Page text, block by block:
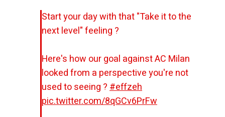
Start your day with that "Take it to the
next level" feeling ?
Here's how our goal against AC Milan
looked from a perspective you're not
used to seeing ?#effzeh
pic.twitter.com/8qGCv6PrFw